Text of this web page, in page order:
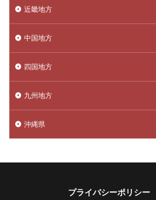
近畿地方
中国地方
四国地方
九州地方
沖縄県
プライバシーポリシー